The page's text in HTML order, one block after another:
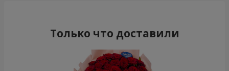
Только что доставили